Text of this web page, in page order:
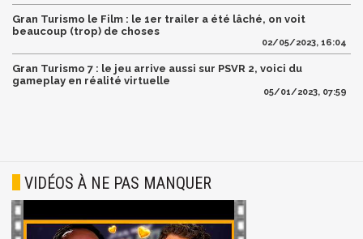
Gran Turismo le Film : le 1er trailer a été lâché, on voit
beaucoup (trop) de choses
02/05/2023, 16:04
Gran Turismo 7 : le jeu arrive aussi sur PSVR 2, voici du
gameplay en réalité virtuelle
05/01/2023, 07:59
VIDÉOS À NE PAS MANQUER